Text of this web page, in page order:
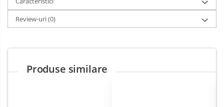
Review-uri(0)
Produse similare